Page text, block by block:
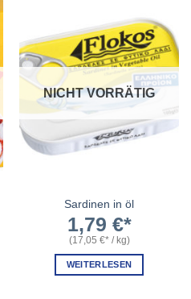
NICHT VORRÄTIG
Sardinen in öl
1,79 €
(17,05 € /kg)
WEITERLESEN